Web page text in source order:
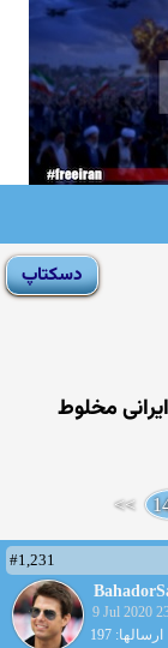
مخلوط
>>
#1,231
9 Jul 2020
ارسالها: 197